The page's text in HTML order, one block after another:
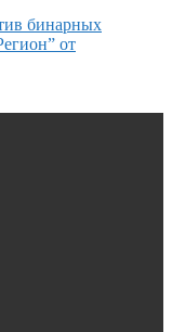
бинарных
от